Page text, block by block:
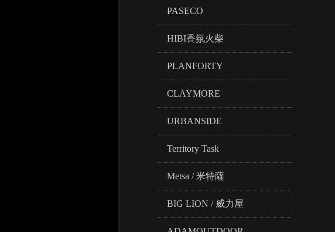
PASECO
HIBI香氛火柴
PLANFORTY
CLAYMORE
URBANSIDE
Territory Task
Metsa / 米特薩
BIG LION / 威力屋